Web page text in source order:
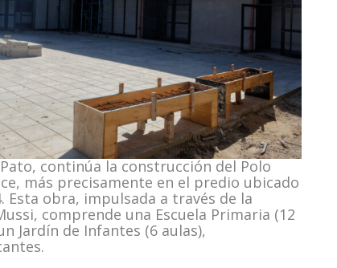
continúa la construcción del Polo
más precisamente en el predio ubicado
Esta obra, impulsada a través de la
comprende una Escuela Primaria (12
Jardín de Infantes (6 aulas),